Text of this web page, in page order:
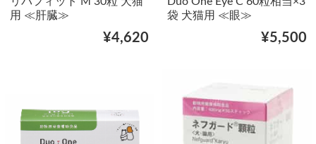
用 ≪肝臓≫
¥4,620
袋 犬猫用 ≪眼≫
¥5,500